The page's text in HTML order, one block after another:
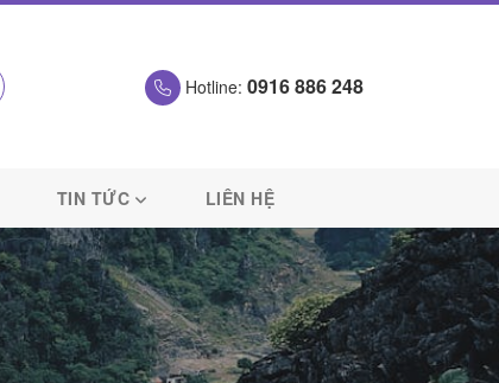
Hotline: 0916 886 248
TIN TỨC LIÊN HỆ